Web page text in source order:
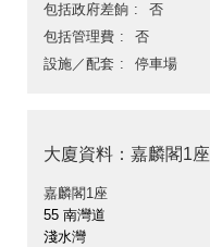
包括政府差餉
否
包括管理費
否
設施／配套
停車場
大廈資料：嘉麟閣1座
嘉麟閣1座
55 南灣道
淺水灣